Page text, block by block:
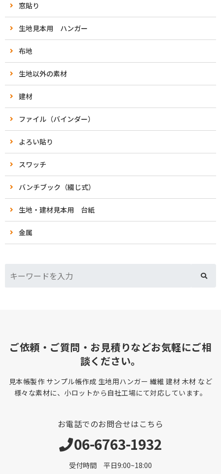
窓貼り
生地見本用 ハンガー
布地
生地以外の素材
建材
ファイル（バインダー）
よろい貼り
スワッチ
バンチブック（綴じ式）
生地・建材見本用 台紙
金属
ご依頼・ご質問・お見積りなどお気軽にご相
談ください。
見本帳製作 サンプル帳作成 生地用ハンガー 繊維 建材 木材 など
様々な素材に、小ロットから自社工場にて対応しています。
お電話でのお問合せはこちら
06-6763-1932
受付時間 平日9:00~18:00